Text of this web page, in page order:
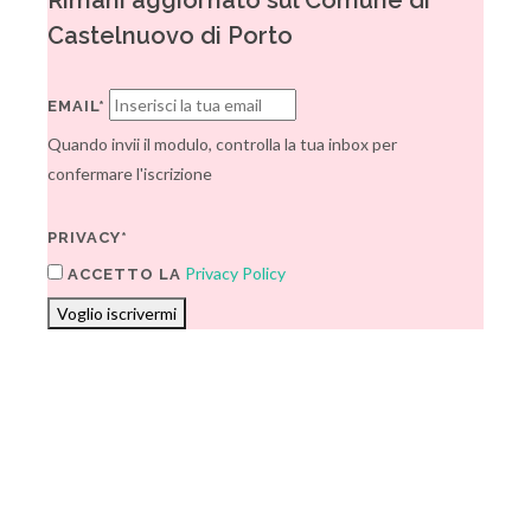
Castelnuovo di Porto
EMAIL*
Quando invii il modulo, controlla la tua inbox per
confermare l'iscrizione
PRIVACY*
ACCETTO LA Privacy Policy
Voglio iscrivermi